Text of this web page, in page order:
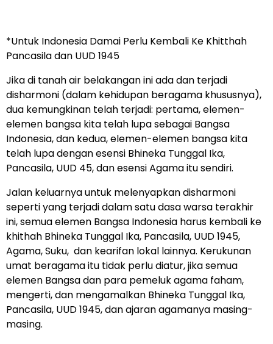
*Untuk Indonesia Damai Perlu Kembali Ke Khitthah
Pancasila dan UUD 1945
Jika di tanah air belakangan ini ada dan terjadi
disharmoni (dalam kehidupan beragama khususnya),
dua kemungkinan telah terjadi: pertama, elemen-
elemen bangsa kita telah lupa sebagai Bangsa
Indonesia, dan kedua, elemen-elemen bangsa kita
telah lupa dengan esensi Bhineka Tunggal Ika,
Pancasila, UUD 45, dan esensi Agama itu sendiri.
Jalan keluarnya untuk melenyapkan disharmoni
seperti yang terjadi dalam satu dasa warsa terakhir
ini, semua elemen Bangsa Indonesia harus kembali ke
khithah Bhineka Tunggal Ika, Pancasila, UUD 1945,
Agama, Suku, dan kearifan lokal lainnya. Kerukunan
umat beragama itu tidak perlu diatur, jika semua
elemen Bangsa dan para pemeluk agama faham,
mengerti, dan mengamalkan Bhineka Tunggal Ika,
Pancasila, UUD 1945, dan ajaran agamanya masing-
masing.